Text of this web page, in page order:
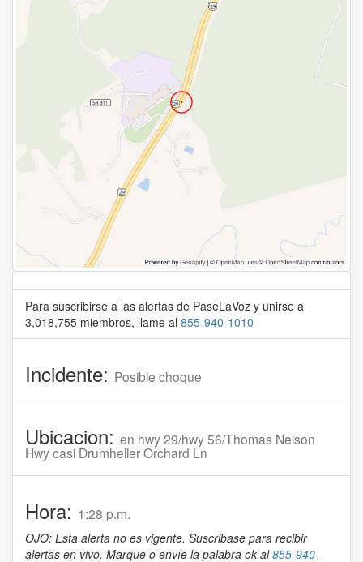
Para suscribirse a las alertas de PaseLaVoz y unirse a
3,018,755 miembros, llame al 855-940-1010
Incidente: Posible choque
Ubicacion: en hwy 29/hwy 56/Thomas Nelson
Hwy casi Drumheller Orchard Ln
Hora: 1:28 p.m.
OJO: Esta alerta no es vigente. Suscribase para recibir
alertas en vivo. Marque o envíe la palabra ok al855-940-